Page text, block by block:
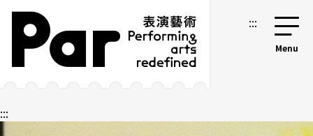
跳到主要內容區塊
網站導覽 :::
:::